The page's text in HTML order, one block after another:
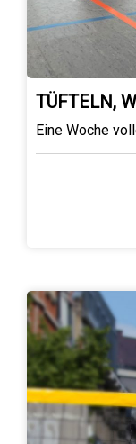
TÜFTELN,
Eine Woche